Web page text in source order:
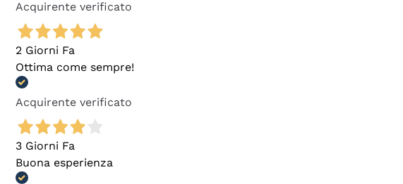
Acquirente verificato
2 Giorni Fa
Ottima come sempre!
Acquirente verificato
3 Giorni Fa
Buona esperienza